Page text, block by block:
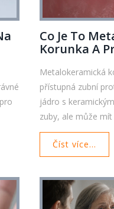
Co Je To
Korunka A
Metalokeramická
přístupná zubní
jádro s
zuby, ale může
Číst více...